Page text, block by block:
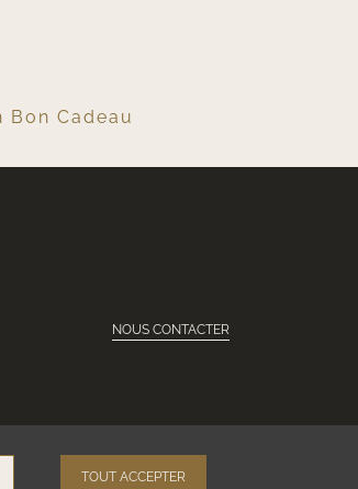
TOUT ACCEPTER
Bon Cadeau
NOUS CONTACTER